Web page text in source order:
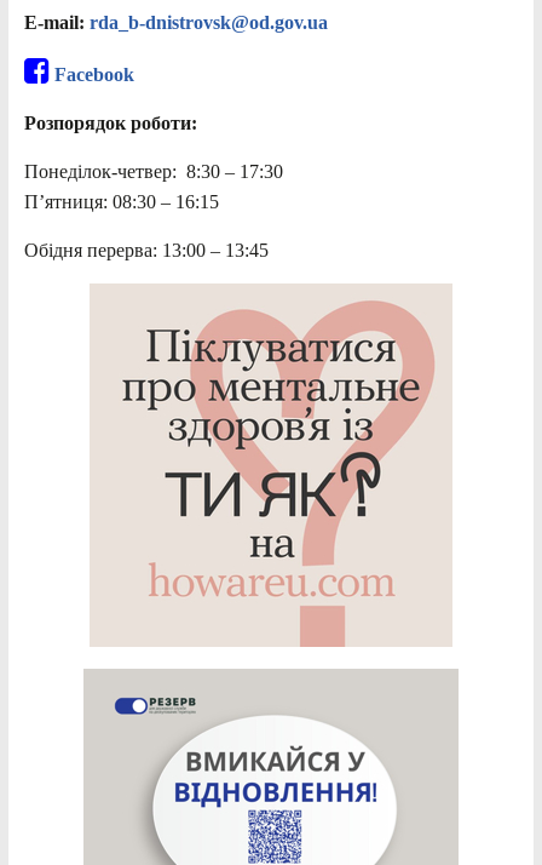
E-mail: rda_b-dnistrovsk@od.gov.ua
Facebook
Розпорядок роботи:
Понеділок-четвер: 8:30 – 17:30
П’ятниця: 08:30 – 16:15
Обідня перерва: 13:00 – 13:45